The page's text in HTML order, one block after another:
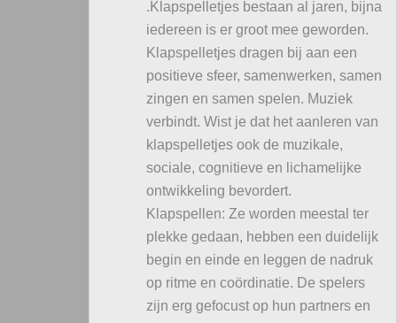
.Klapspelletjes bestaan al jaren, bijna
iedereen is er groot mee geworden.
Klapspelletjes dragen bij aan een
positieve sfeer, samenwerken, samen
zingen en samen spelen. Muziek
verbindt. Wist je dat het aanleren van
klapspelletjes ook de muzikale,
sociale, cognitieve en lichamelijke
ontwikkeling bevordert.
Klapspellen: Ze worden meestal ter
plekke gedaan, hebben een duidelijk
begin en einde en leggen de nadruk
op ritme en coördinatie. De spelers
zijn erg gefocust op hun partners en